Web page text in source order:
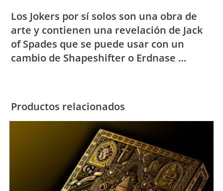
Los Jokers por sí solos son una obra de
arte y contienen una revelación de Jack
of Spades que se puede usar con un
cambio de Shapeshifter o Erdnase …
Productos relacionados